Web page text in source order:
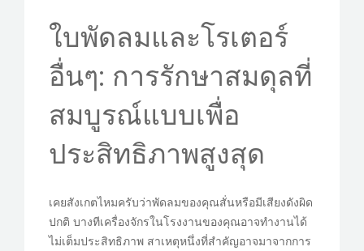
ใบพัดลมและโรเตอร์
อื่นๆ: การรักษาสมดุลที่
สมบูรณ์แบบเพื่อ
ประสิทธิภาพสูงสุด
เคยสังเกตไหมครับว่าพัดลมของคุณสั่นหรือมีเสียงดังผิด
ปกติ บางทีเครื่องจักรในโรงงานของคุณอาจทำงานได้
ไม่เต็มประสิทธิภาพ สาเหตุหนึ่งที่สำคัญอาจมาจากการ